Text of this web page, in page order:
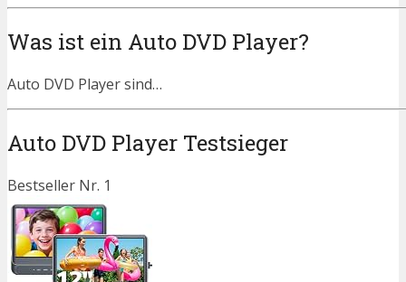
Was ist ein Auto DVD Player?
Auto DVD Player sind…
Auto DVD Player Testsieger
Bestseller Nr. 1